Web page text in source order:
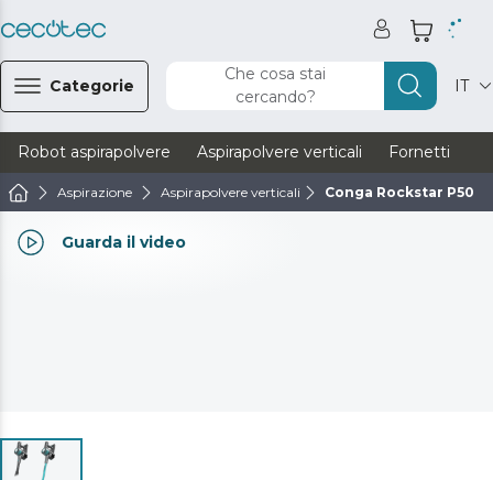
Categorie
Che cosa stai
cercando?
IT
Robot aspirapolvere Aspirapolvere verticali Fornetti
Aspirazione Aspirapolvere verticali Conga Rockstar P50
Guarda il video